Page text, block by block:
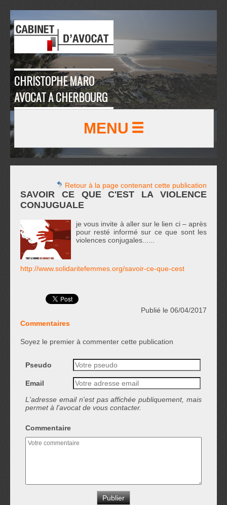
CHRISTOPHE MARO
AVOCAT A CHERBOURG
MENU
Retour à la page contenant cette publication
SAVOIR CE QUE C'EST LA VIOLENCE
CONJUGUALE
je vous invite à aller sur le lien ci – après
pour resté informé sur ce que sont les
violences conjugales......
http://www.solidaritefemmes.org/savoir-ce-que-cest
Publié le 06/04/2017
Commentaires
Soyez le premier à commenter cette publication
Pseudo
Email
L'adresse email n'est pas affichée publiquement, mais
permet à l'avocat de vous contacter.
Commentaire